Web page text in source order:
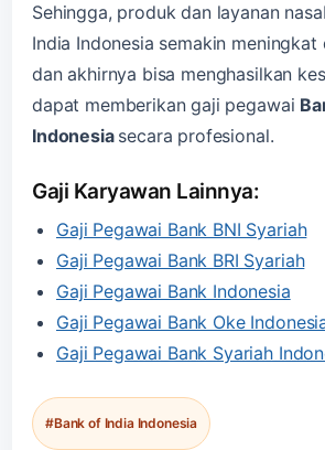
Sehingga, produk dan layanan
India Indonesia semakin meningkat
dan akhirnya bisa menghasilkan
dapat memberikan gaji pegawai
Indonesia secara profesional.
Gaji Karyawan Lainnya:
Gaji Pegawai Bank BNI Syariah
Gaji Pegawai Bank BRI Syariah
Gaji Pegawai Bank Indonesia
Gaji Pegawai Bank Oke
Gaji Pegawai Bank Syariah
#Bank of India Indonesia